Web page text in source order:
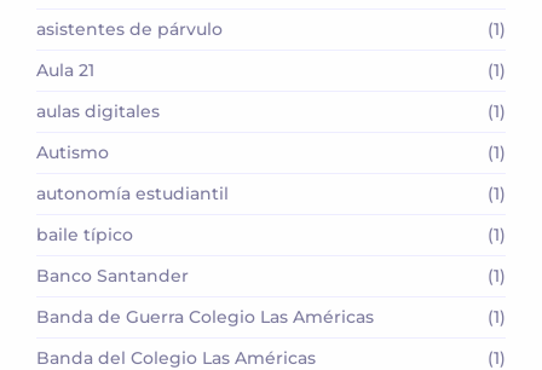
asistentes de párvulo
(1)
Aula 21
(1)
aulas digitales
(1)
Autismo
(1)
autonomía estudiantil
(1)
baile típico
(1)
Banco Santander
(1)
Banda de Guerra Colegio Las Américas
(1)
Banda del Colegio Las Américas
(1)